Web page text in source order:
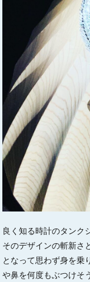
良く知る時計のタンク
そのデザインの斬新さ
となって思わず身を乗
や鼻を何度もぶつけそ